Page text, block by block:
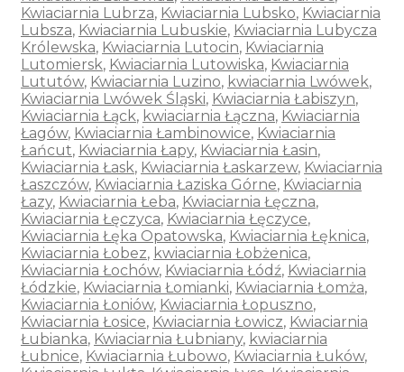
Kwiaciarnia Lubrza, Kwiaciarnia Lubsko, Kwiaciarnia
Lubsza, Kwiaciarnia Lubuskie, Kwiaciarnia Lubycza
Królewska, Kwiaciarnia Lutocin, Kwiaciarnia
Lutomiersk, Kwiaciarnia Lutowiska, Kwiaciarnia
Lututów, Kwiaciarnia Luzino, kwiaciarnia Lwówek,
Kwiaciarnia Lwówek Śląski, Kwiaciarnia Łabiszyn,
Kwiaciarnia Łąck, kwiaciarnia Łączna, Kwiaciarnia
Łagów, Kwiaciarnia Łambinowice, Kwiaciarnia
Łańcut, Kwiaciarnia Łapy, Kwiaciarnia Łasin,
Kwiaciarnia Łask, Kwiaciarnia Łaskarzew, Kwiaciarnia
Łaszczów, Kwiaciarnia Łaziska Górne, Kwiaciarnia
Łazy, Kwiaciarnia Łeba, Kwiaciarnia Łęczna,
Kwiaciarnia Łęczyca, Kwiaciarnia Łęczyce,
Kwiaciarnia Łęka Opatowska, Kwiaciarnia Łęknica,
Kwiaciarnia Łobez, kwiaciarnia Łobżenica,
Kwiaciarnia Łochów, Kwiaciarnia Łódź, Kwiaciarnia
Łódzkie, Kwiaciarnia Łomianki, Kwiaciarnia Łomża,
Kwiaciarnia Łoniów, Kwiaciarnia Łopuszno,
Kwiaciarnia Łosice, Kwiaciarnia Łowicz, Kwiaciarnia
Łubianka, Kwiaciarnia Łubniany, kwiaciarnia
Łubnice, Kwiaciarnia Łubowo, Kwiaciarnia Łuków,